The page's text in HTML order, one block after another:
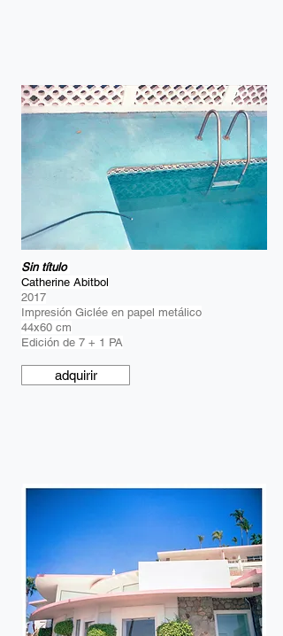
Sin título
Catherine Abitbol
2017
Impresión Giclée en papel metálico
44x60 cm
Edición de 7 + 1 PA
adquirir